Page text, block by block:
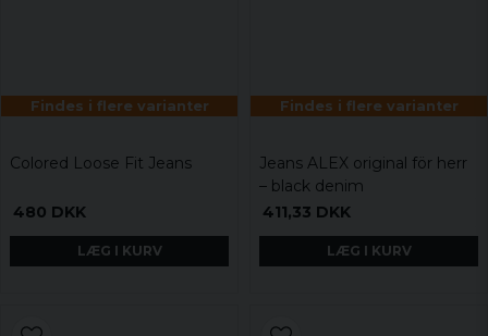
Findes i flere varianter
Colored Loose Fit Jeans
480 DKK
LÆG I KURV
Findes i flere varianter
Jeans ALEX original för herr
– black denim
411,33 DKK
LÆG I KURV